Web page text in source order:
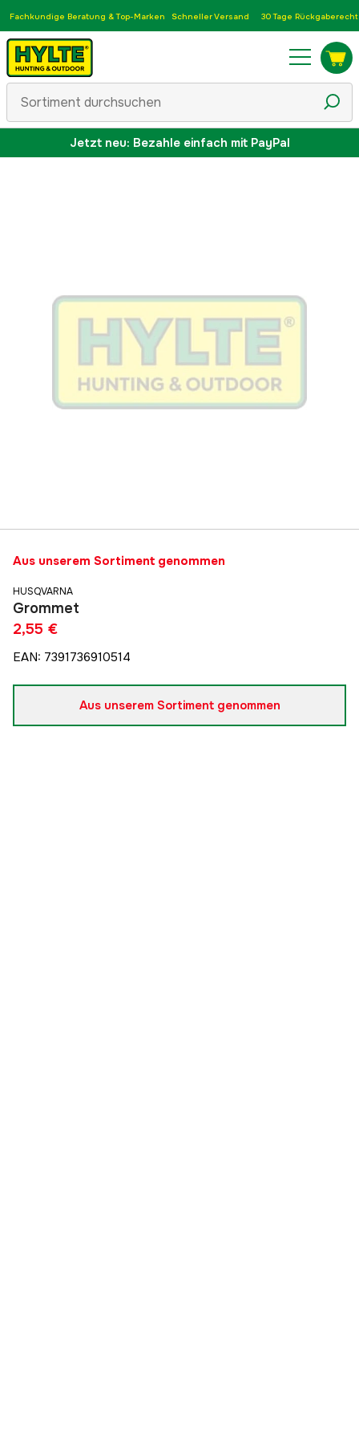
Fachkundige Beratung & Top-Marken Schneller Versand 30 Tage Rückgaberecht
Jetzt neu: Bezahle einfach mit PayPal
Aus unserem Sortiment genommen
HUSQVARNA
Grommet
2,55 €
EAN: 7391736910514
Aus unserem Sortiment genommen